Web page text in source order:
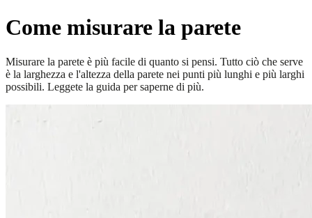
Come misurare la parete
Misurare la parete è più facile di quanto si pensi. Tutto ciò che serve
è la larghezza e l'altezza della parete nei punti più lunghi e più larghi
possibili. Leggete la guida per saperne di più.